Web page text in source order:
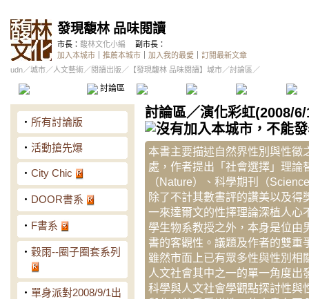
發現馥林 品味閱讀
市長： 馥林文化小編
副市長：
加入本城市
推薦本城市 加入我的最愛
訂閱最新文章
udn／城市／人文藝術／閱讀出版 ／ 【發現馥林 品味閱讀】城市／討論區／
討論區 精華區 投票區 影像館
‧ 所有討論版
‧ 活動搶先爆
‧ City Chic
‧ DOOR書系
‧ F書系
‧ 穀雨--圈子圈套系列
‧ 單身派對2008/9/1出
討論區／演化彩虹(2008/
本書主要描述自然界性別與性徵
處，作者提出「社會選擇」理論
（Nature）、科學期刊（
除了不計其數書評的讚美以及
一來達爾文的性擇理論深植人心
學生物系教授之外，本身是位由
書的客觀性。議題及作者的雙重
雖然市面上已有眾多性與性別相
人文社會其中之一的單一角度
科學與人文社會學觀點探討性與